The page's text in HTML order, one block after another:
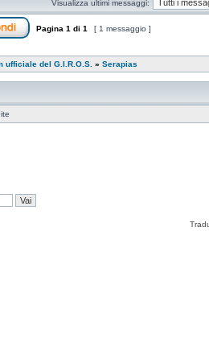
Visualizza ultimi messaggi:
Pagina 1 di 1 [ 1 messaggio ]
ufficiale del G.I.R.O.S. » Serapias